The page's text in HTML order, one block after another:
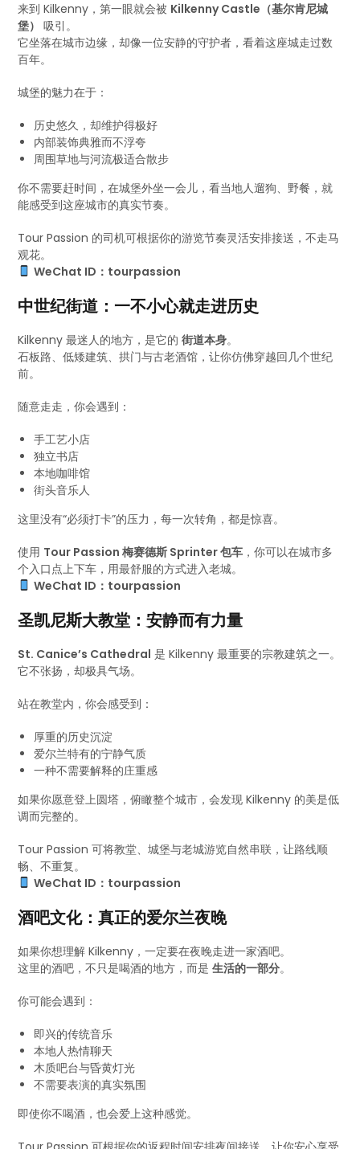
来到 Kilkenny，第一眼就会被 Kilkenny Castle（基尔肯尼城
堡） 吸引。
它坐落在城市边缘，却像一位安静的守护者，看着这座城走过数
百年。
城堡的魅力在于：
历史悠久，却维护得极好
内部装饰典雅而不浮夸
周围草地与河流极适合散步
你不需要赶时间，在城堡外坐一会儿，看当地人遛狗、野餐，就
能感受到这座城市的真实节奏。
Tour Passion 的司机可根据你的游览节奏灵活安排接送，不走马
观花。
WeChat ID：tourpassion
中世纪街道：一不小心就走进历史
Kilkenny 最迷人的地方，是它的街道本身。
石板路、低矮建筑、拱门与古老酒馆，让你仿佛穿越回几个世纪
前。
随意走走，你会遇到：
手工艺小店
独立书店
本地咖啡馆
街头音乐人
这里没有“必须打卡”的压力，每一次转角，都是惊喜。
使用 Tour Passion 梅赛德斯 Sprinter 包车 ，你可以在城市多
个入口点上下车，用最舒服的方式进入老城。
WeChat ID：tourpassion
圣凯尼斯大教堂：安静而有力量
St. Canice’s Cathedral 是 Kilkenny 最重要的宗教建筑之一。
它不张扬，却极具气场。
站在教堂内，你会感受到：
厚重的历史沉淀
爱尔兰特有的宁静气质
一种不需要解释的庄重感
如果你愿意登上圆塔，俯瞰整个城市，会发现 Kilkenny 的美是低
调而完整的。
Tour Passion 可将教堂、城堡与老城游览自然串联，让路线顺
畅、不重复。
WeChat ID：tourpassion
酒吧文化：真正的爱尔兰夜晚
如果你想理解 Kilkenny，一定要在夜晚走进一家酒吧。
这里的酒吧，不只是喝酒的地方，而是生活的一部分。
你可能会遇到：
即兴的传统音乐
本地人热情聊天
木质吧台与昏黄灯光
不需要表演的真实氛围
即使你不喝酒，也会爱上这种感觉。